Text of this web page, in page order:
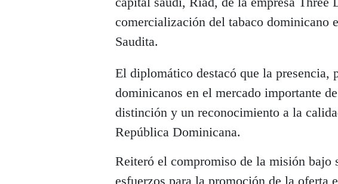
comercialización del tabaco dominicano
Saudita.
El diplomático destacó que la presencia,
dominicanos en el mercado importante
distinción y un reconocimiento a la
República Dominicana.
Reiteró el compromiso de la misión bajo
esfuerzos para la promoción de la oferta